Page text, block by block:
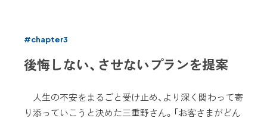
#chapter3
後悔しない、させないプランを提案
人生の不安をまるごと受け止め、より深く関わって寄
り添っていこうと決めた三重野さん。「お客さまがどん